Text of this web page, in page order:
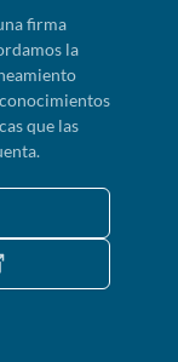
firma
la
que las